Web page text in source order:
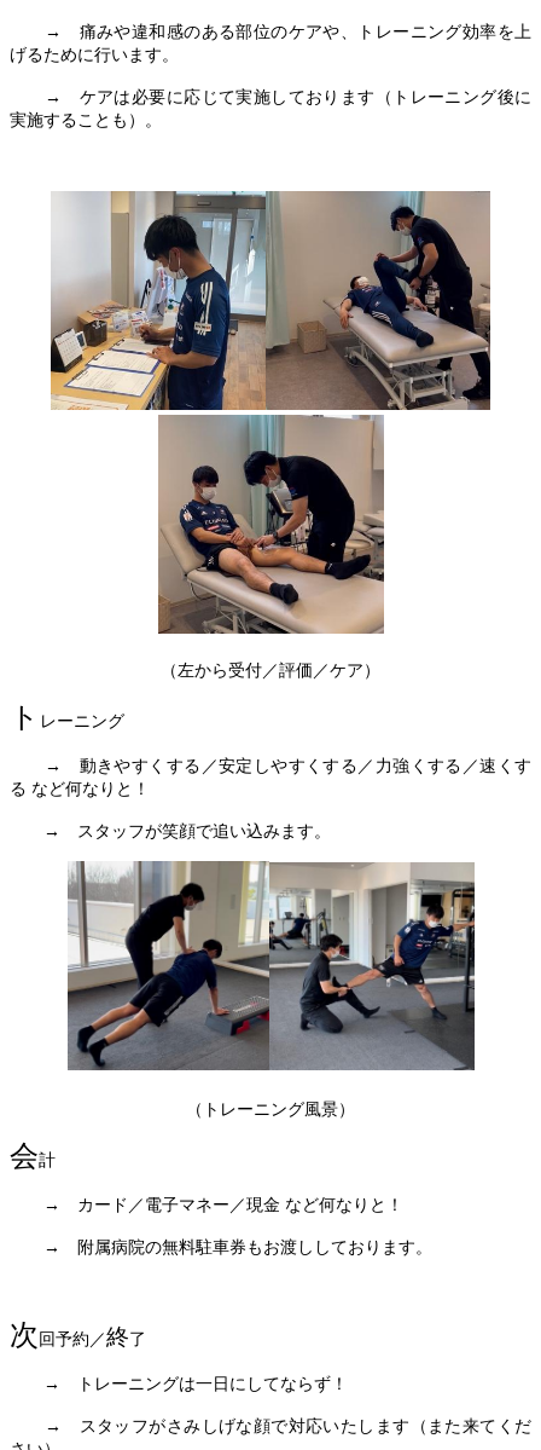
→　痛みや違和感のある部位のケアや、トレーニング効率を上
げるために行います。
→　ケアは必要に応じて実施しております（トレーニング後に
実施することも）。
（左から受付／評価／ケア）
ト レーニング
→　動きやすくする／安定しやすくする／力強くする／速くす
る など何なりと！
→　スタッフが笑顔で追い込みます。
（トレーニング風景）
会計
→　カード／電子マネー／現金 など何なりと！
→　附属病院の無料駐車券もお渡ししております。
次 回予約／終了
→　トレーニングは一日にしてならず！
→　スタッフがさみしげな顔で対応いたします（また来てくだ